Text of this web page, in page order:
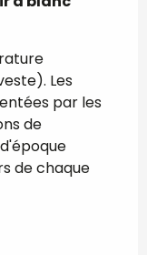
Les
par les
de
de chaque